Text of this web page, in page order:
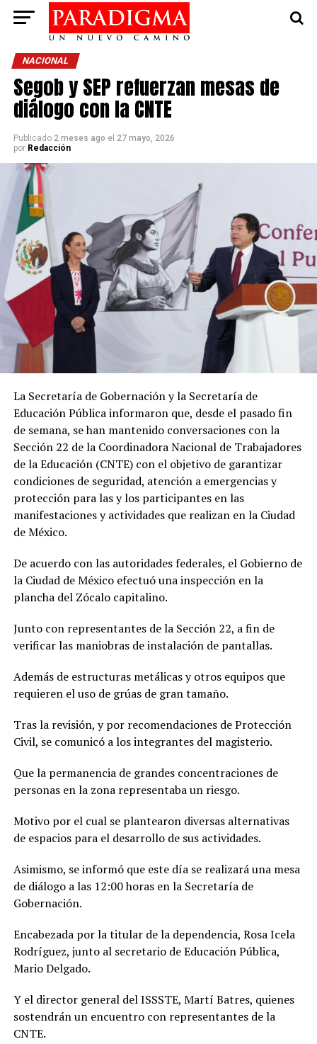
NACIONAL
Segob y SEP refuerzan mesas de
diálogo con la CNTE
Publicado 2 meses ago el 27 mayo, 2026
por Redacción
La Secretaría de Gobernación y la Secretaría de
Educación Pública informaron que, desde el pasado fin
de semana, se han mantenido conversaciones con la
Sección 22 de la Coordinadora Nacional de Trabajadores
de la Educación (CNTE) con el objetivo de garantizar
condiciones de seguridad, atención a emergencias y
protección para las y los participantes en las
manifestaciones y actividades que realizan en la Ciudad
de México.
De acuerdo con las autoridades federales, el Gobierno de
la Ciudad de México efectuó una inspección en la
plancha del Zócalo capitalino.
Junto con representantes de la Sección 22, a fin de
verificar las maniobras de instalación de pantallas.
Además de estructuras metálicas y otros equipos que
requieren el uso de grúas de gran tamaño.
Tras la revisión, y por recomendaciones de Protección
Civil, se comunicó a los integrantes del magisterio.
Que la permanencia de grandes concentraciones de
personas en la zona representaba un riesgo.
Motivo por el cual se plantearon diversas alternativas
de espacios para el desarrollo de sus actividades.
Asimismo, se informó que este día se realizará una mesa
de diálogo a las 12:00 horas en la Secretaría de
Gobernación.
Encabezada por la titular de la dependencia, Rosa Icela
Rodríguez, junto al secretario de Educación Pública,
Mario Delgado.
Y el director general del ISSSTE, Martí Batres, quienes
sostendrán un encuentro con representantes de la
CNTE.